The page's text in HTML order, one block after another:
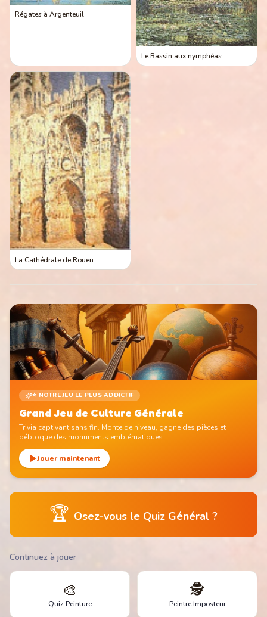
Régates à Argenteuil
Le Bassin aux nymphéas
La Cathédrale de Rouen
⭐ NOTRE JEU LE PLUS ADDICTIF
Grand Jeu de Culture Générale
Trivia captivant sans fin. Monte de niveau, gagne des pièces et
débloque des monuments emblématiques.
Jouer maintenant
🏆 Osez-vous le Quiz Général ?
Continuez à jouer
🎨
Quiz Peinture
🕵️
Peintre Imposteur